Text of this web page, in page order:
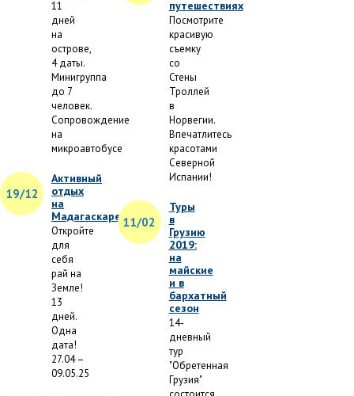
11
дней
на
острове,
4 даты.
Минигруппа
до 7
человек.
Сопровождение
на
микроавтобусе
19/12
Активный
отдых
на
Мадагаскаре
Откройте
для
себя
рай на
Земле!
13
дней.
Одна
дата!
27.04 –
09.05.25
путешествиях
Посмотрите
красивую
съемку
со
Стены
Троллей
в
Норвегии.
Впечатлитесь
красотами
Северной
Испании!
11/02
Туры
в
Грузию
2019:
на
майские
и в
бархатный
сезон
14-
дневный
тур
"Обретенная
Грузия"